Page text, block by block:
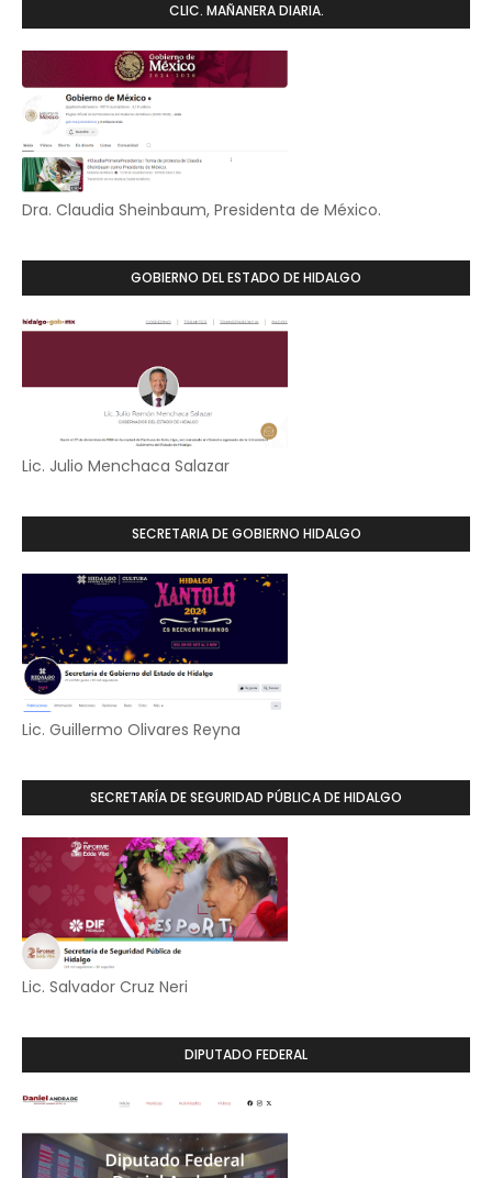
CLIC. MAÑANERA DIARIA.
Dra. Claudia Sheinbaum, Presidenta de México.
GOBIERNO DEL ESTADO DE HIDALGO
Lic. Julio Menchaca Salazar
SECRETARIA DE GOBIERNO HIDALGO
Lic. Guillermo Olivares Reyna
SECRETARÍA DE SEGURIDAD PÚBLICA DE HIDALGO
Lic. Salvador Cruz Neri
DIPUTADO FEDERAL